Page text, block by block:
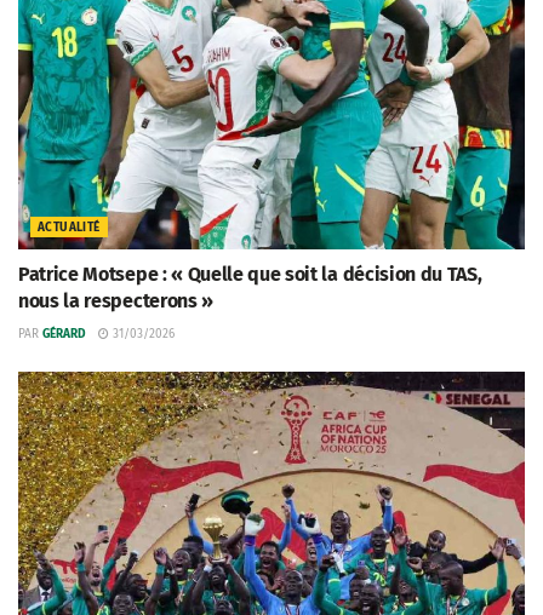
ACTUALITÉ
Patrice Motsepe : « Quelle que soit la décision du TAS,
nous la respecterons »
PAR GÉRARD 31/03/2026